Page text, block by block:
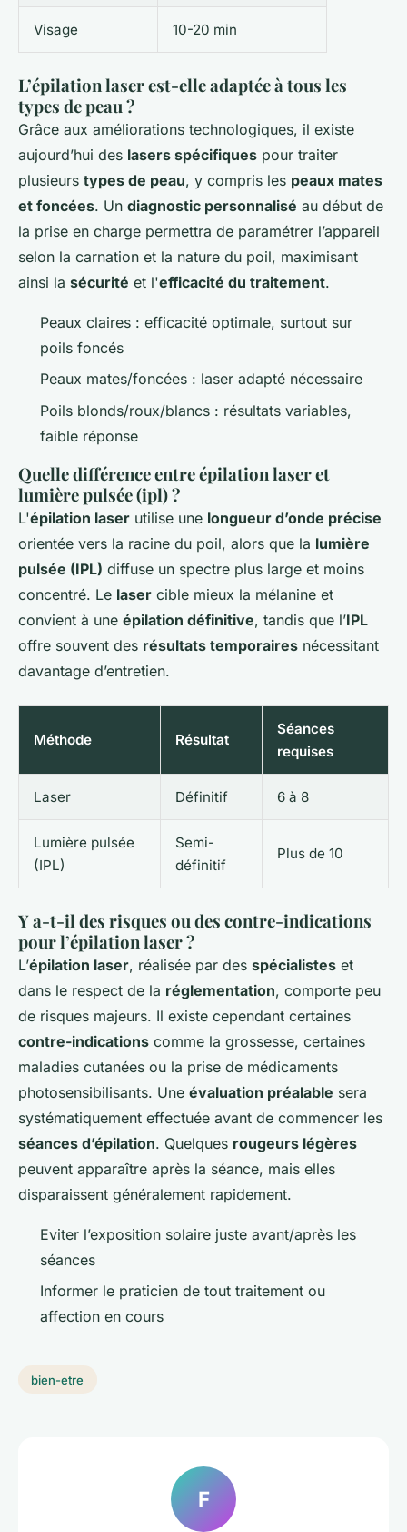
Visage 10-20 min
L’épilation laser est-elle adaptée à tous les
types de peau ?
Grâce aux améliorations technologiques, il existe
aujourd’hui des lasers spécifiques pour traiter
plusieurs types de peau, y compris les peaux mates
et foncées. Un diagnostic personnalisé au début de
la prise en charge permettra de paramétrer l’appareil
selon la carnation et la nature du poil, maximisant
ainsi la sécurité et l'efficacité du traitement.
Peaux claires : efficacité optimale, surtout sur
poils foncés
Peaux mates/foncées : laser adapté nécessaire
Poils blonds/roux/blancs : résultats variables,
faible réponse
Quelle différence entre épilation laser et
lumière pulsée (ipl) ?
L'épilation laser utilise une longueur d’onde précise
orientée vers la racine du poil, alors que la lumière
pulsée (IPL) diffuse un spectre plus large et moins
concentré. Le laser cible mieux la mélanine et
convient à une épilation définitive, tandis que l’IPL
offre souvent des résultats temporaires nécessitant
davantage d’entretien.
Méthode Résultat
Séances
requises
Laser Définitif 6 à 8
Lumière pulsée
(IPL)
Semi-
définitif
Plus de 10
Y a-t-il des risques ou des contre-indications
pour l’épilation laser ?
L’épilation laser, réalisée par des spécialistes et
dans le respect de la réglementation, comporte peu
de risques majeurs. Il existe cependant certaines
contre-indications comme la grossesse, certaines
maladies cutanées ou la prise de médicaments
photosensibilisants. Une évaluation préalable sera
systématiquement effectuée avant de commencer les
séances d’épilation. Quelques rougeurs légères
peuvent apparaître après la séance, mais elles
disparaissent généralement rapidement.
Eviter l’exposition solaire juste avant/après les
séances
Informer le praticien de tout traitement ou
affection en cours
bien-etre
F